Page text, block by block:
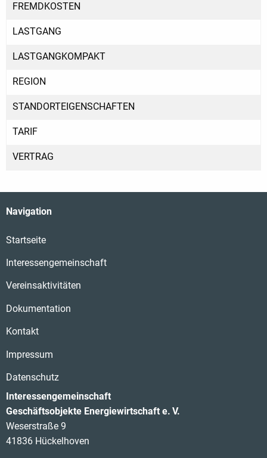
FREMDKOSTEN
LASTGANG
LASTGANGKOMPAKT
REGION
STANDORTEIGENSCHAFTEN
TARIF
VERTRAG
Navigation
Startseite
Interessengemeinschaft
Vereinsaktivitäten
Dokumentation
Kontakt
Impressum
Datenschutz
Interessengemeinschaft
Geschäftsobjekte Energiewirtschaft e. V.
Weserstraße 9
41836 Hückelhoven